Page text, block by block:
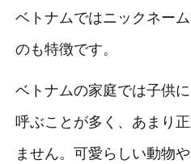
ベトナムではニックネー
のも特徴です。
ベトナムの家庭では子供
呼ぶことが多く、あまり
ません。可愛らしい動物